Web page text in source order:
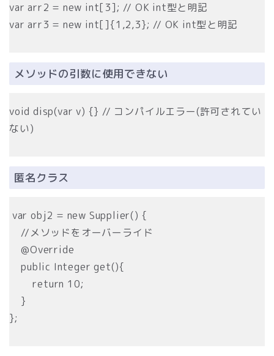
var arr2 = new int[3]; // OK int型と明記
var arr3 = new int[]{1,2,3}; // OK int型と明記
メソッドの引数に使用できない
void disp(var v) {} // コンパイルエラー(許可されてい
ない)
匿名クラス
var obj2 = new Supplier() {
//メソッドをオーバーライド
@Override
public Integer get(){
return 10;
}
};